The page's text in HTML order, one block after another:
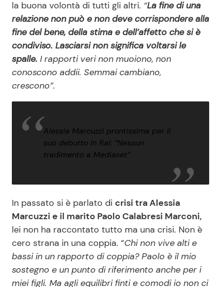
la buona volontà di tutti gli altri. “La fine di una
relazione non può e non deve corrispondere alla
fine del bene, della stima e dell’affetto che si è
condiviso. Lasciarsi non significa voltarsi le
spalle. I rapporti veri non muoiono, non
conoscono addii. Semmai cambiano,
crescono”.
Alessia Marcuzzi prontissima per il
suo debutto in Rai: “Nessun
tradimento a Mediaset”
In passato si è parlato di crisi tra Alessia
Marcuzzi e il marito Paolo Calabresi Marconi,
lei non ha raccontato tutto ma una crisi. Non è
cero strana in una coppia. “Chi non vive alti e
bassi in un rapporto di coppia? Paolo è il mio
sostegno e un punto di riferimento anche per i
miei figli. Ma agli equilibri finti e comodi io non ci